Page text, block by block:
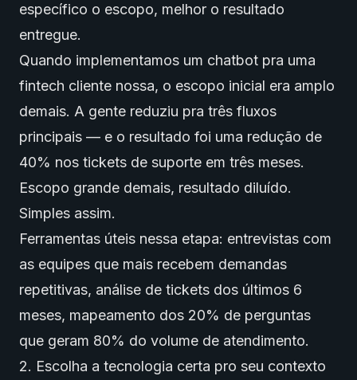
específico o escopo, melhor o resultado
entregue.
Quando implementamos um chatbot pra uma
fintech cliente nossa, o escopo inicial era amplo
demais. A gente reduziu pra três fluxos
principais — e o resultado foi uma redução de
40% nos tickets de suporte em três meses.
Escopo grande demais, resultado diluído.
Simples assim.
Ferramentas úteis nessa etapa: entrevistas com
as equipes que mais recebem demandas
repetitivas, análise de tickets dos últimos 6
meses, mapeamento dos 20% de perguntas
que geram 80% do volume de atendimento.
2. Escolha a tecnologia certa pro seu contexto